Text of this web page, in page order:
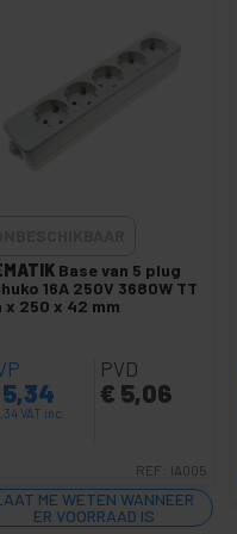
Base van 5 plug
16A 250V 3680W TT
x 250 x 42 mm
VAT inc.
PVD
€ 5,06
REF: IA005
ME WETEN WANNEER
ER VOORRAAD IS